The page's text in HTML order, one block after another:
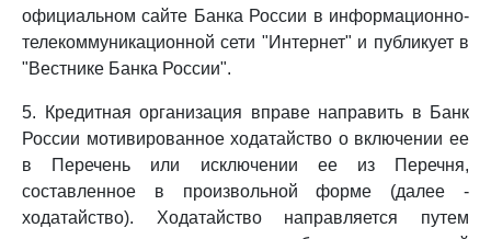
официальном сайте Банка России в информационно-
телекоммуникационной сети "Интернет" и публикует в
"Вестнике Банка России".
5. Кредитная организация вправе направить в Банк
России мотивированное ходатайство о включении ее
в Перечень или исключении ее из Перечня,
составленное в произвольной форме (далее -
ходатайство). Ходатайство направляется путем